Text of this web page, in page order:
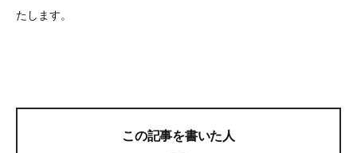
たします。
この記事を書いた人